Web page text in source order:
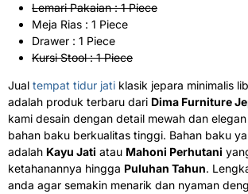
Lemari Pakaian : 1 Piece
Meja Rias : 1 Piece
Drawer : 1 Piece
Kursi Stool : 1 Piece
Jual tempat tidur jati klasik jepara minimalis
adalah produk terbaru dari Dima Furniture
kami desain dengan detail mewah dan
bahan baku berkualitas tinggi. Bahan baku
adalah Kayu Jati atau Mahoni Perhutani
ketahanannya hingga Puluhan Tahun.
anda agar semakin menarik dan nyaman